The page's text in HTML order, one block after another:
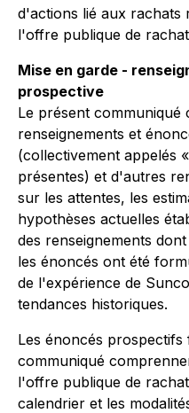
d'actions lié aux rachats
l'offre publique de
Mise en garde -
prospective
Le présent communiqué
renseignements et
(collectivement appelés
présentes) et d'autres
sur les attentes, les
hypothèses actuelles
des renseignements
les énoncés ont été
de l'expérience de
tendances historiques.
Les énoncés
communiqué
l'offre publique de
calendrier et les